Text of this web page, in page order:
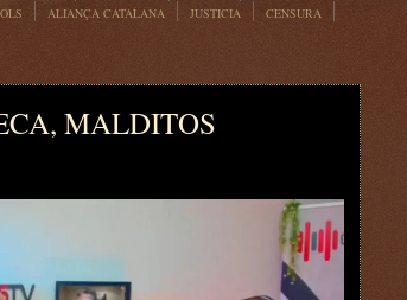
ALIANÇA CATALANA JUSTICIA
CENSURA
MALDITOS